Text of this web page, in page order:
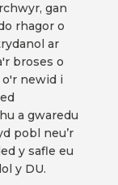
gan
rhagor o
ar
broses o
newid i
a gwaredu
pobl neu’r
y safle eu
y DU.